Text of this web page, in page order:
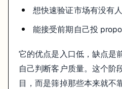
不只点投递，也去看团队负责
这比盲目海投要有效得多。
选平台时真正要看什么
不要只看“听起来高级”。至少看这几件
想快速验证市场有没有
能接受前期自己投
它的优点是入口低，缺点是
自己判断客户质量。这个阶
目，而是筛掉那些本来就不